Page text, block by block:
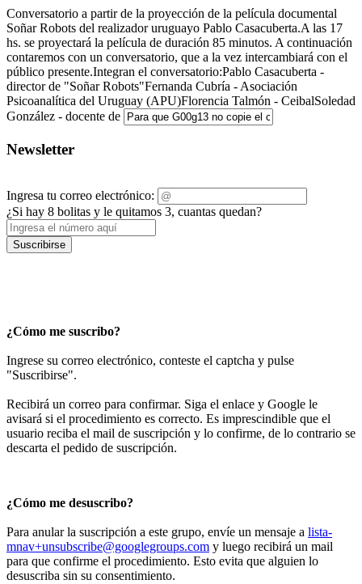
Conversatorio a partir de la proyección de la película documental
Soñar Robots del realizador uruguayo Pablo Casacuberta.A las 17
hs. se proyectará la película de duración 85 minutos. A continuación
contaremos con un conversatorio, que a la vez intercambiará con el
público presente.Integran el conversatorio:Pablo Casacuberta -
director de "Soñar Robots"Fernanda Cubría - Asociación
Psicoanalítica del Uruguay (APU)Florencia Talmón - CeibalSoledad
González - docente de
Newsletter
Ingresa tu correo electrónico:
¿Si hay 8 bolitas y le quitamos 3, cuantas quedan?
Suscribirse
¿Cómo me suscribo?
Ingrese su correo electrónico, conteste el captcha y pulse
"Suscribirse".
Recibirá un correo para confirmar. Siga el enlace y Google le
avisará si el procedimiento es correcto. Es imprescindible que el
usuario reciba el mail de suscripción y lo confirme, de lo contrario se
descarta el pedido de suscripción.
¿Cómo me desuscribo?
Para anular la suscripción a este grupo, envíe un mensaje a lista-
mnav+unsubscribe@googlegroups.com y luego recibirá un mail
para que confirme el procedimiento. Esto evita que alguien lo
desuscriba sin su consentimiento.